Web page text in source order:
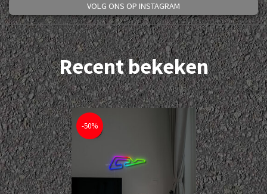
VOLG ONS OP INSTAGRAM
Recent bekeken
-50%